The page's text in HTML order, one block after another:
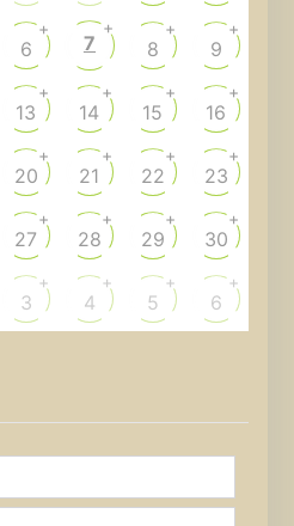
6
+
7
+
8
+
9
+
13
+
14
+
15
+
16
+
20
+
21
+
22
+
23
+
27
+
28
+
29
+
30
+
3
+
4
+
5
+
6
+